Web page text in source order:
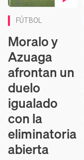
FÚTBOL
Moralo y
Azuaga
afrontan un
duelo
igualado
con la
eliminatoria
abierta